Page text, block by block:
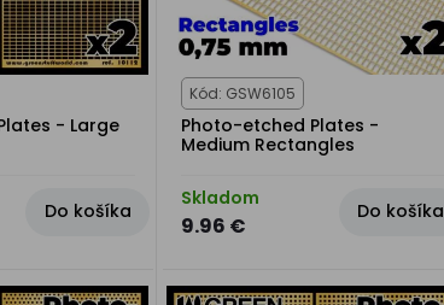
- Large
Do košíka
Kód: GSW6105
Photo-etched Plates -
Medium Rectangles
Skladom
9.96 €
Do košíka